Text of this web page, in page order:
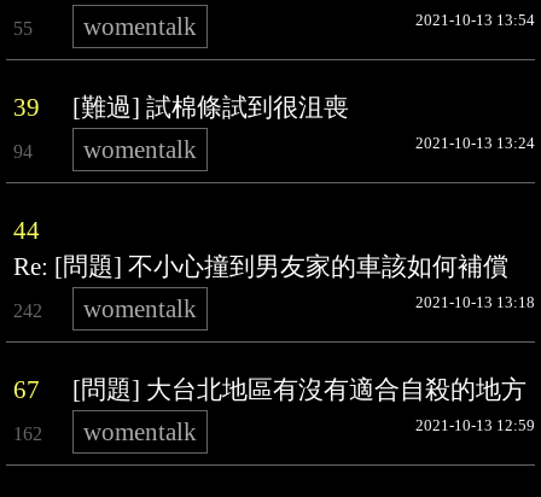
55 womentalk 2021-10-13 13:54
39 [難過] 試棉條試到很沮喪
94 womentalk 2021-10-13 13:24
44
Re: [問題] 不小心撞到男友家的車該如何補償
242 womentalk 2021-10-13 13:18
67 [問題] 大台北地區有沒有適合自殺的地方
162 womentalk 2021-10-13 12:59